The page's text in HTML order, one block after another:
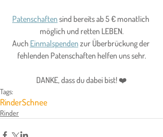
Patenschaften sind bereits ab 5 € monatlich
möglich und retten LEBEN.
Auch Einmalspenden zur Überbrückung der
fehlenden Patenschaften helfen uns sehr.
DANKE, dass du dabei bist! ❤️
Tags:
RinderSchnee
Rinder